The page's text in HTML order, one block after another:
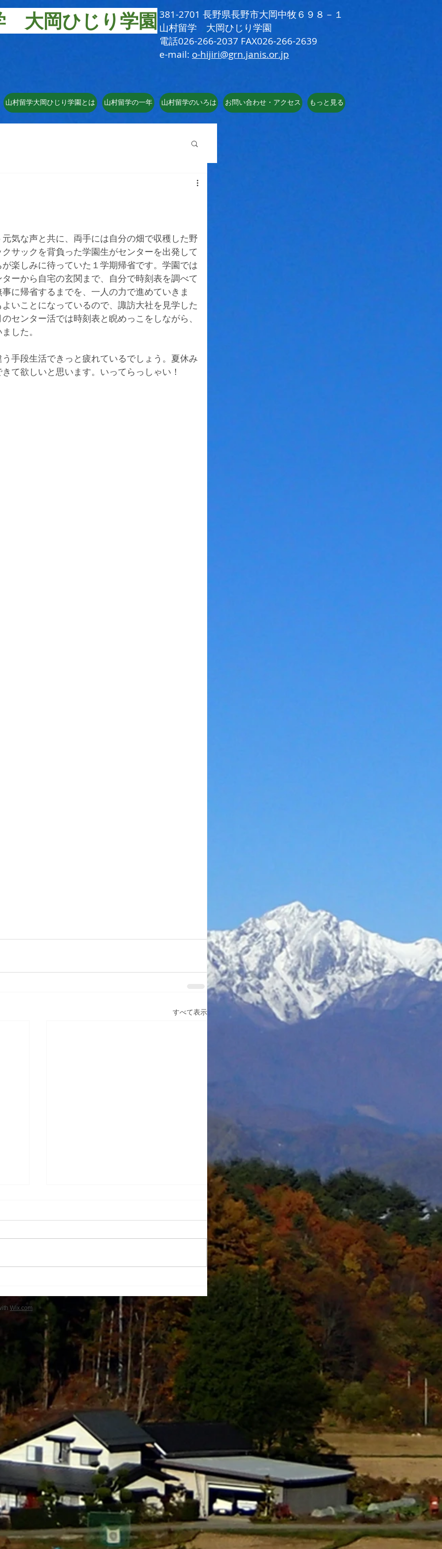
大岡ひじり学園381-2701 長野県長野市大岡中牧６９８－１
​山村留学 大岡ひじり学園
電話026-266-2037 FAX026-266-2639
e-mail: o-hijiri@grn.janis.or.jp
山村留学大岡ひじり学園とは 山村留学の一年 山村留学のいろは お問い合わせ・アクセス もっと見る
気な声と共に、両手には自分の畑で収穫した野
サックを背負った学園生がセンターを出発して
楽しみに待っていた１学期帰省です。学園では
ーから自宅の玄関まで、自分で時刻表を調べて
に帰省するまでを、一人の力で進めていきま
いことになっているので、諏訪大社を見学した
センター活では時刻表と睨めっこをしながら、
した。
手段生活できっと疲れているでしょう。夏休み
て欲しいと思います。いってらっしゃい！
すべて表示
１学期帰省
Wix.com